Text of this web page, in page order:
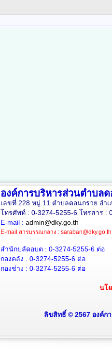
องค์การบริหารส่วนตำบล
เลขที่ 228 หมู่ 11 ตำบลดอนกรวย อำ
โทรศัพท์ : 0-3274-5255-6 โทรสาร :
E-mail : admin@dky.go.th
E-mail สารบรรณกลาง : saraban@dky.go.th
สำนักปลัดอบต : 0-3274-5255-6ต่อ
กองคลัง : 0-3274-5255-6ต่อ
กองช่าง : 0-3274-5255-6ต่อ
นโ
ลิขสิทธิ์ © 2567 องค์ก